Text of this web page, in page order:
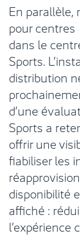
En parallèle,
pour
dans le
Sports.
distribution
d’une
Sports a
offrir une
fiabiliser les
disponibilité
affiché :
l’expérience